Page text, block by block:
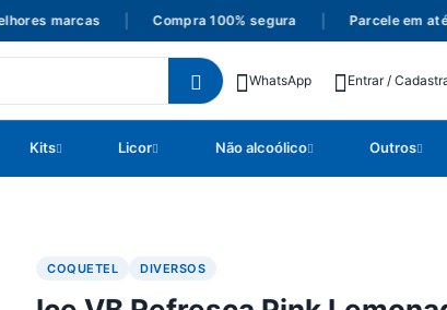
marcas Compra 100% segura Parcele em até
WhatsApp Entrar /
Kits Licor Não alcoólico Outros
COQUETEL DIVERSOS